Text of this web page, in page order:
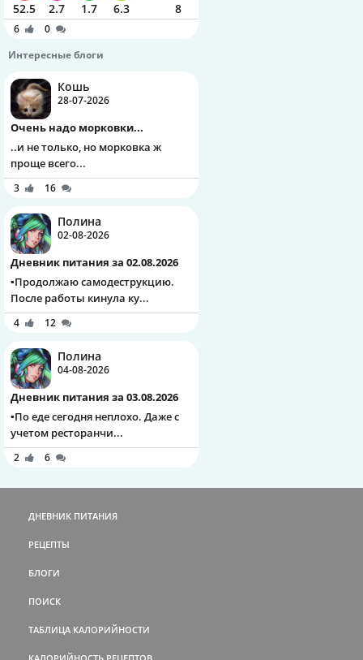
52.5 2.7 1.7 6.3 8
6
0
Интересные блоги
Кошь
28-07-2026
Очень надо морковки...
..и не только, но морковка ж
проще всего...
3 16
Полина
02-08-2026
Дневник питания за 02.08.2026
▪️Продолжаю самодеструкцию.
После работы кинула ку...
4 12
Полина
04-08-2026
Дневник питания за 03.08.2026
▪️По еде сегодня неплохо. Даже с
учетом ресторанчи...
2 6
ДНЕВНИК ПИТАНИЯ
РЕЦЕПТЫ
БЛОГИ
ПОИСК
ТАБЛИЦА КАЛОРИЙНОСТИ